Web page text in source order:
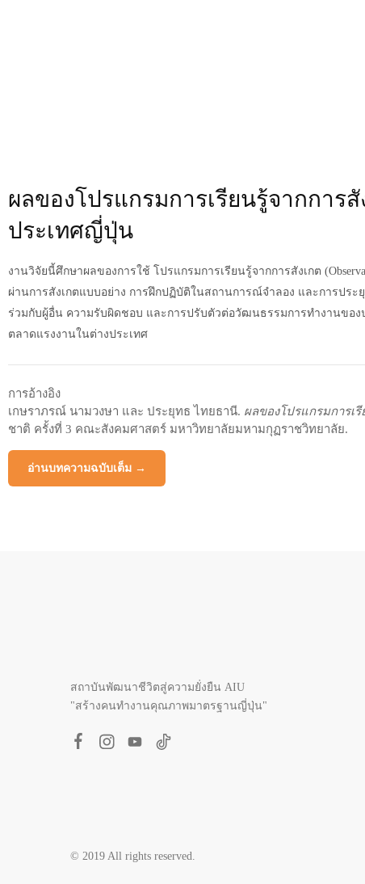
ผลของโปรแกรมการเรียนรู้จากการ
ประเทศญี่ปุ่น
งานวิจัยนี้ศึกษาผลของการใช้ โปรแกรมการเรียนรู้จากการสังเกต
ผ่านการสังเกตแบบอย่าง การฝึกปฏิบัติในสถานการณ์จำลอง และการปร
ร่วมกับผู้อื่น ความรับผิดชอบ และการปรับตัวต่อวัฒนธรรมการทำงานขอ
ตลาดแรงงานในต่างประเทศ
การอ้างอิง
เกษราภรณ์ นามวงษา และ ประยุทธ ไทยธานี. ผลของโปรแกรมการเ
ชาติ ครั้งที่ 3 คณะสังคมศาสตร์ มหาวิทยาลัยมหามกุฏราชวิทยาลัย.
อ่านบทความฉบับเต็ม →
สถาบันพัฒนาชีวิตสู่ความยั่งยืน AIU
"สร้างคนทำงานคุณภาพมาตรฐานญี่ปุ่น"
© 2019 All rights reserved.